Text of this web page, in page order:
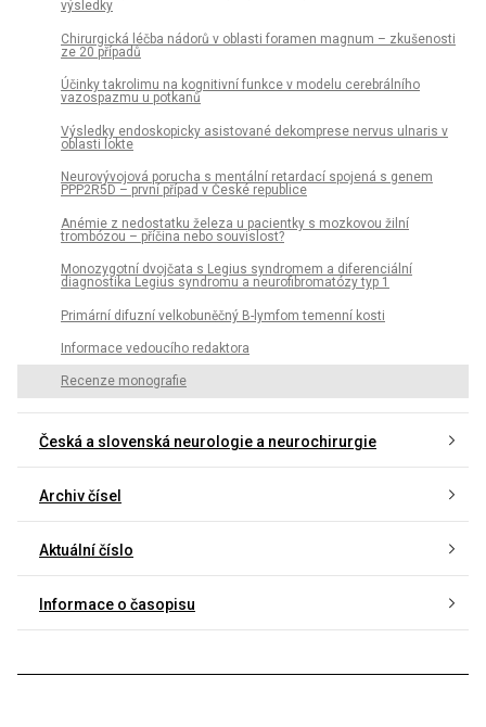
výsledky
Chirurgická léčba nádorů v oblasti foramen magnum – zkušenosti
ze 20 případů
Účinky takrolimu na kognitivní funkce v modelu cerebrálního
vazospazmu u potkanů
Výsledky endoskopicky asistované dekomprese nervus ulnaris v
oblasti lokte
Neurovývojová porucha s mentální retardací spojená s genem
PPP2R5D – první případ v České republice
Anémie z nedostatku železa u pacientky s mozkovou žilní
trombózou – příčina nebo souvislost?
Monozygotní dvojčata s Legius syndromem a diferenciální
diagnostika Legius syndromu a neurofibromatózy typ 1
Primární difuzní velkobuněčný B-lymfom temenní kosti
Informace vedoucího redaktora
Recenze monografie
Česká a slovenská neurologie a neurochirurgie
Archiv čísel
Aktuální číslo
Informace o časopisu